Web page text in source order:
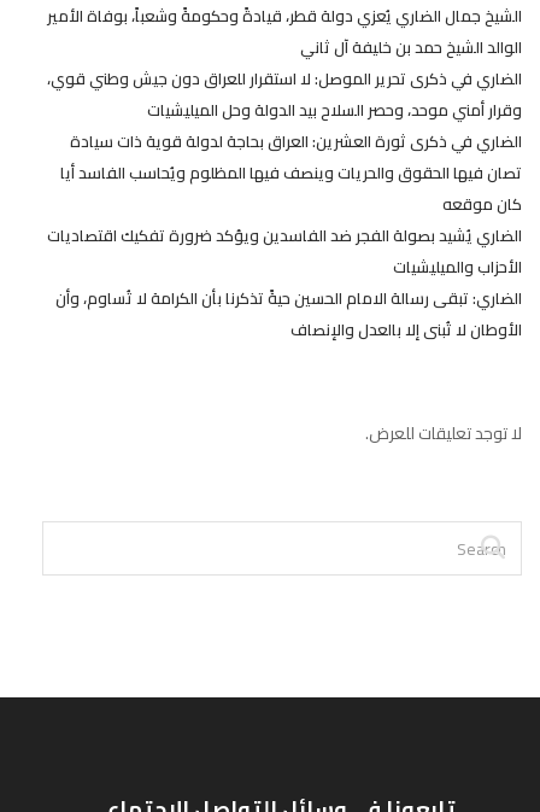
الشيخ جمال الضاري يُعزي دولة قطر، قيادةً وحكومةً وشعباً، بوفاة الأمير
الوالد الشيخ حمد بن خليفة آل ثاني
الضاري في ذكرى تحرير الموصل: لا استقرار للعراق دون جيش وطني قوي،
وقرار أمني موحد، وحصر السلاح بيد الدولة وحل الميليشيات
الضاري في ذكرى ثورة العشرين: العراق بحاجة لدولة قوية ذات سيادة
تصان فيها الحقوق والحريات وينصف فيها المظلوم ويُحاسب الفاسد أيا
كان موقعه
الضاري يُشيد بصولة الفجر ضد الفاسدين ويؤكد ضرورة تفكيك اقتصاديات
الأحزاب والميليشيات
الضاري: تبقى رسالة الامام الحسين حيةً تذكرنا بأن الكرامة لا تُساوم، وأن
الأوطان لا تُبنى إلا بالعدل والإنصاف
لا توجد تعليقات للعرض.